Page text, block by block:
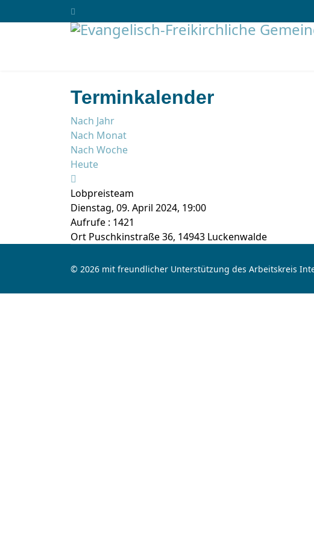
Terminkalender
Nach Jahr
Nach Monat
Nach Woche
Heute
Lobpreisteam
Dienstag, 09. April 2024, 19:00
Aufrufe : 1421
Ort Puschkinstraße 36, 14943 Luckenwalde
© 2026 mit freundlicher Unterstützung des Arbeitskreis